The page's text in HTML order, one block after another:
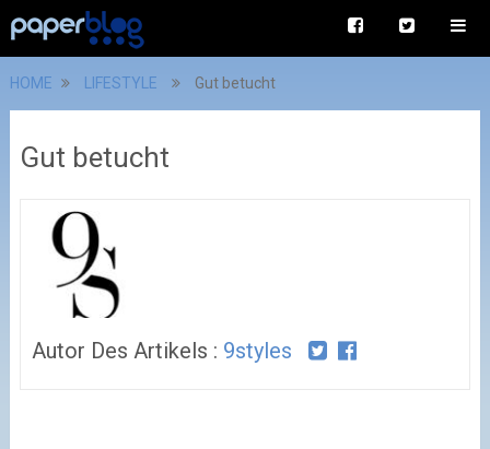
HOME LIFESTYLE Gut betucht
Gut betucht
Autor Des Artikels : 9styles